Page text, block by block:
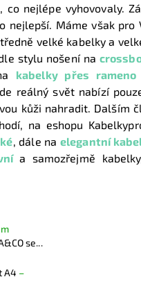
nejlépe vyhovovaly.
nejlepší. Máme však pro
velké kabelky a
stylu nošení na
kabelky přes rameno
reálný svět nabízí
kůži nahradit. Dalším
na eshopu
, dále naelegantní
a samozřejmě
se...
A4 –